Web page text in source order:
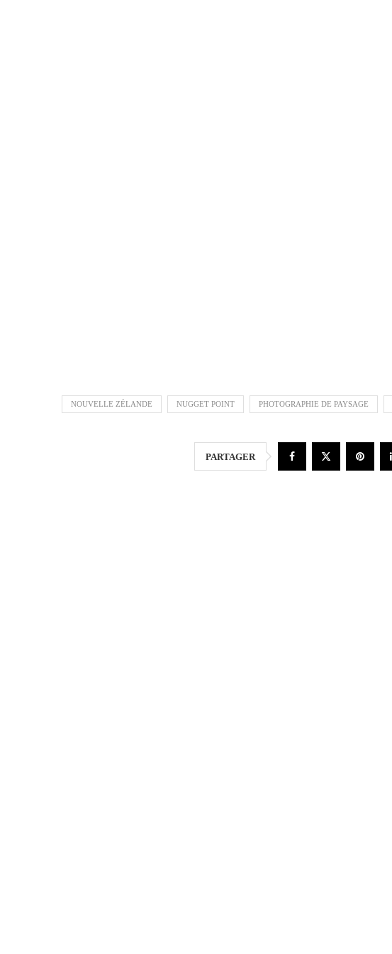
NOUVELLE ZÉLANDE NUGGET POINT PHOTOGRAPHIE DE PAYSAGE
PARTAGER